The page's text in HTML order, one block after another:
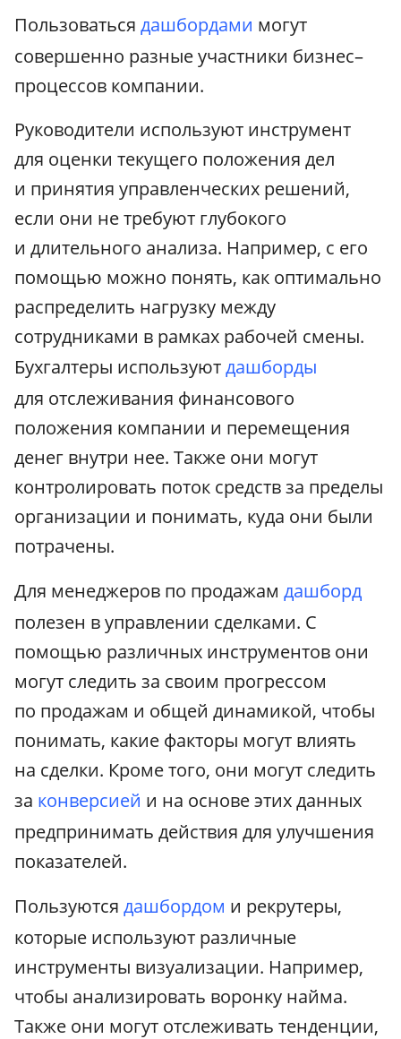
Пользоваться дашбордами могут
совершенно разные участники бизнес–
процессов компании.
Руководители используют инструмент
для оценки текущего положения дел
и принятия управленческих решений,
если они не требуют глубокого
и длительного анализа. Например, с его
помощью можно понять, как оптимально
распределить нагрузку между
сотрудниками в рамках рабочей смены.
Бухгалтеры используютдашборды
для отслеживания финансового
положения компании и перемещения
денег внутри нее. Также они могут
контролировать поток средств за пределы
организации и понимать, куда они были
потрачены.
Для менеджеров по продажам дашборд
полезен в управлении сделками. С
помощью различных инструментов они
могут следить за своим прогрессом
по продажам и общей динамикой, чтобы
понимать, какие факторы могут влиять
на сделки. Кроме того, они могут следить
за конверсией и на основе этих данных
предпринимать действия для улучшения
показателей.
Пользуются дашбордом и рекрутеры,
которые используют различные
инструменты визуализации. Например,
чтобы анализировать воронку найма.
Также они могут отслеживать тенденции,